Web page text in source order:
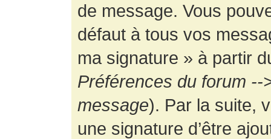
de message. Vous
défaut à tous vos
ma signature » à partir
Préférences du forum
message). Par la suite,
une signature d’être